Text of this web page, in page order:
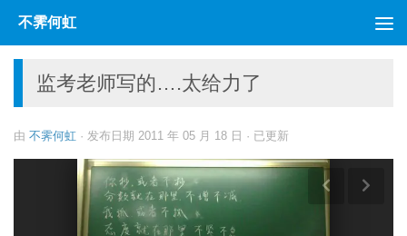
跳至内容
不霁何虹
监考老师写的….太给力了
由 不霁何虹 · 发布日期 2011 年 05 月 18 日 · 已更新